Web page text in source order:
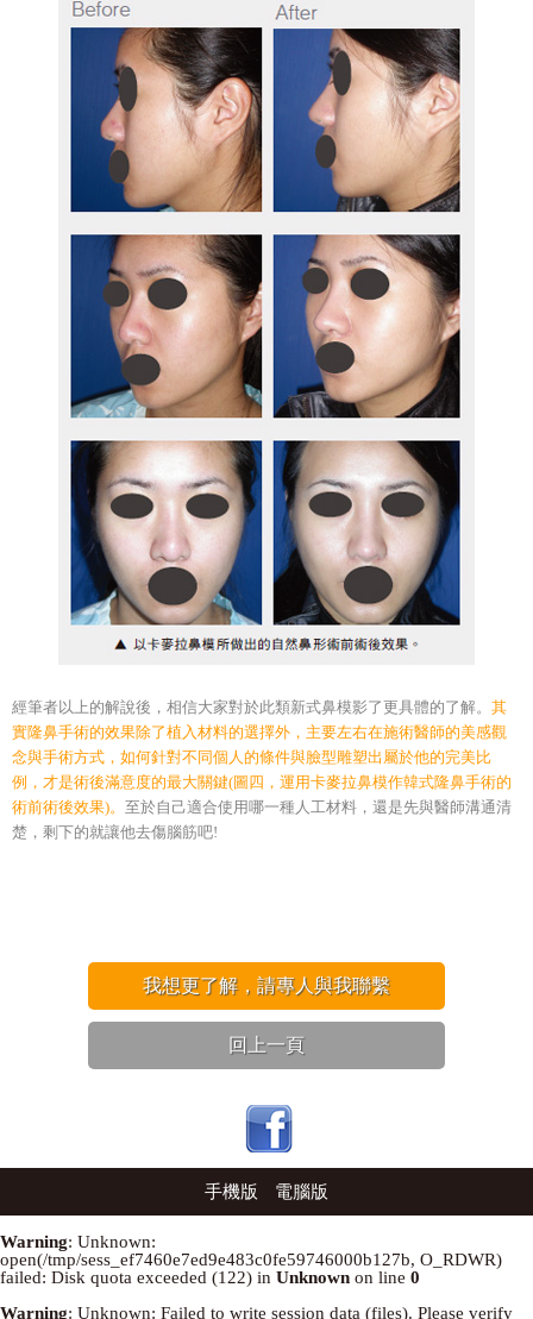
經筆者以上的解說後，相信大家對於此類新式鼻模影了更具體的了解。 其
實隆鼻手術的效果除了植入材料的選擇外，主要左右在施術醫師的美感觀
念與手術方式，如何針對不同個人的條件與臉型雕塑出屬於他的完美比
例，才是術後滿意度的最大關鍵(圖四，運用卡麥拉鼻模作韓式隆鼻手術的
術前術後效果)。 至於自己適合使用哪一種人工材料，還是先與醫師溝通清
楚，剩下的就讓他去傷腦筋吧!
我想更了解，請專人與我聯繫
回上一頁
手機版 電腦版
Warning: Unknown:
open(/tmp/sess_ef7460e7ed9e483c0fe59746000b127b, O_RDWR)
failed: Disk quota exceeded (122) in Unknown on line 0
Warning: Unknown: Failed to write session data (files). Please verify